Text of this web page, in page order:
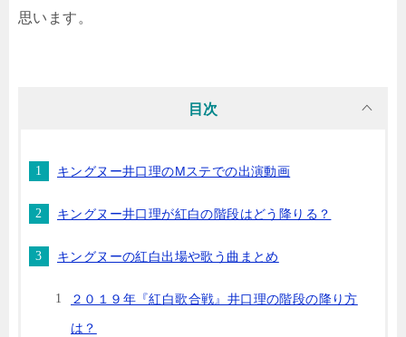
思います。
目次
キングヌー井口理のMステでの出演動画
キングヌー井口理が紅白の階段はどう降りる？
キングヌーの紅白出場や歌う曲まとめ
２０１９年『紅白歌合戦』井口理の階段の降り方
は？